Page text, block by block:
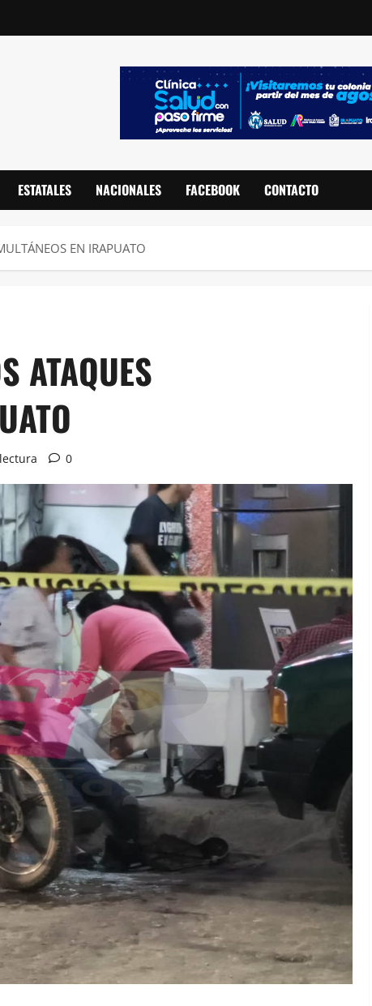
ESTATALES NACIONALES FACEBOOK CONTACTO
EN IRAPUATO
ATAQUES
0